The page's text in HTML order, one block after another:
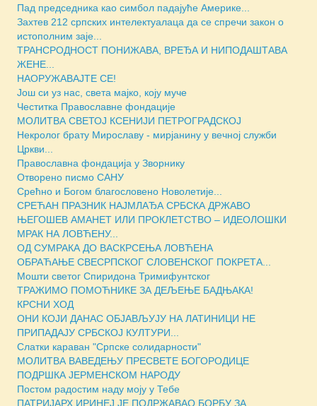
Пад председника као симбол падајуће Америке...
Захтев 212 српских интелектуалаца да се спречи закон о
истополним заје...
ТРАНСРОДНОСТ ПОНИЖАВА, ВРЕЂА И НИПОДАШТАВА
ЖЕНЕ...
НАОРУЖАВАЈТЕ СЕ!
Још си уз нас, света мајко, коју муче
Честитка Православне фондације
МОЛИТВА СВЕТОЈ КСЕНИЈИ ПЕТРОГРАДСКОЈ
Некролог брату Мирославу - мирјанину у вечној служби
Цркви...
Православна фондација у Зворнику
Отворено писмо САНУ
Срећно и Богом благословено Новолетије...
СРЕЋАН ПРАЗНИК НАЈМЛАЂА СРБСКА ДРЖАВО
ЊЕГОШЕВ АМАНЕТ ИЛИ ПРОКЛЕТСТВО – ИДЕОЛОШКИ
МРАК НА ЛОВЋЕНУ...
ОД СУМРАКА ДО ВАСКРСЕЊА ЛОВЋЕНА
ОБРАЋАЊЕ СВЕСРПСКОГ СЛОВЕНСКОГ ПОКРЕТА...
Мошти светог Спиридона Тримифунтског
ТРАЖИМО ПОМОЋНИКЕ ЗА ДЕЉЕЊЕ БАДЊАКА!
КРСНИ ХОД
ОНИ КОЈИ ДАНАС ОБЈАВЉУЈУ НА ЛАТИНИЦИ НЕ
ПРИПАДАЈУ СРБСКОЈ КУЛТУРИ...
Слатки караван "Српске солидарности"
МОЛИТВА ВАВЕДЕЊУ ПРЕСВЕТЕ БОГОРОДИЦЕ
ПОДРШКА ЈЕРМЕНСКОМ НАРОДУ
Постом радостим наду моју у Тебе
ПАТРИЈАРХ ИРИНЕЈ ЈЕ ПОДРЖАВАО БОРБУ ЗА